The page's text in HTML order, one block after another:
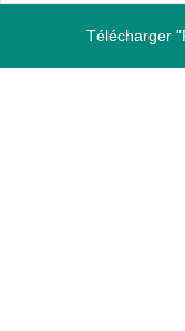
Télécharger